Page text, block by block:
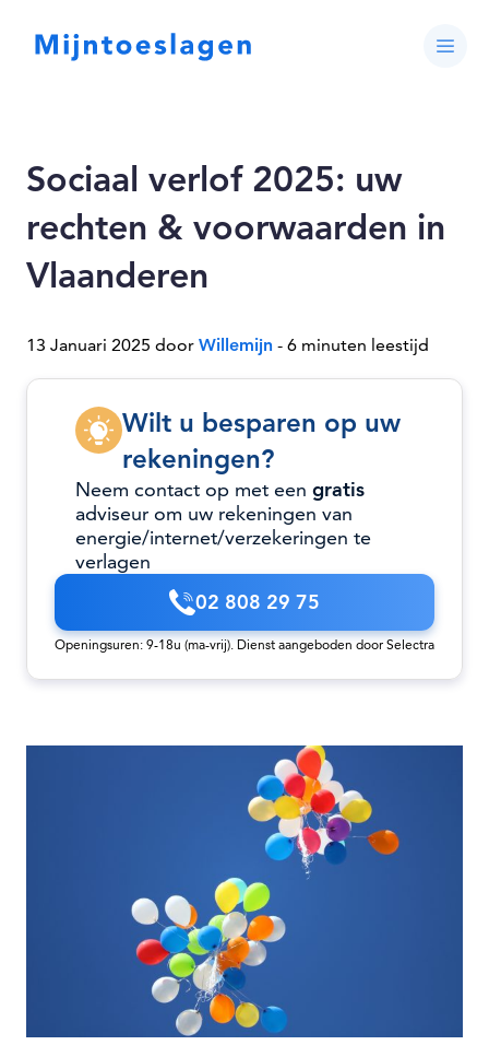
Sociaal verlof 2025: uw
rechten & voorwaarden in
Vlaanderen
13 Januari 2025 door Willemijn - 6 minuten leestijd
Wilt u besparen op uw
rekeningen?
Neem contact op met een gratis
adviseur om uw rekeningen van
energie/internet/verzekeringen te
verlagen
02 808 29 75
Openingsuren: 9-18u (ma-vrij). Dienst aangeboden door Selectra